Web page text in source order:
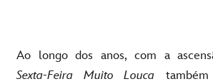
Ao longo dos anos, com a
Sexta-Feira Muito Louca